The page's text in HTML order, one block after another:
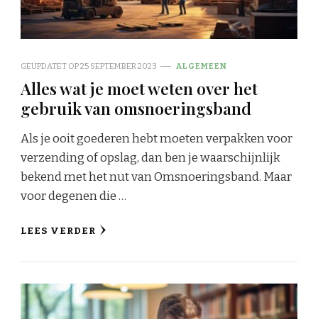
GEÜPDATET OP25 SEPTEMBER 2023 ALGEMEEN
Alles wat je moet weten over het
gebruik van omsnoeringsband
Als je ooit goederen hebt moeten verpakken voor
verzending of opslag, dan ben je waarschijnlijk
bekend met het nut van Omsnoeringsband. Maar
voor degenen die …
LEES VERDER